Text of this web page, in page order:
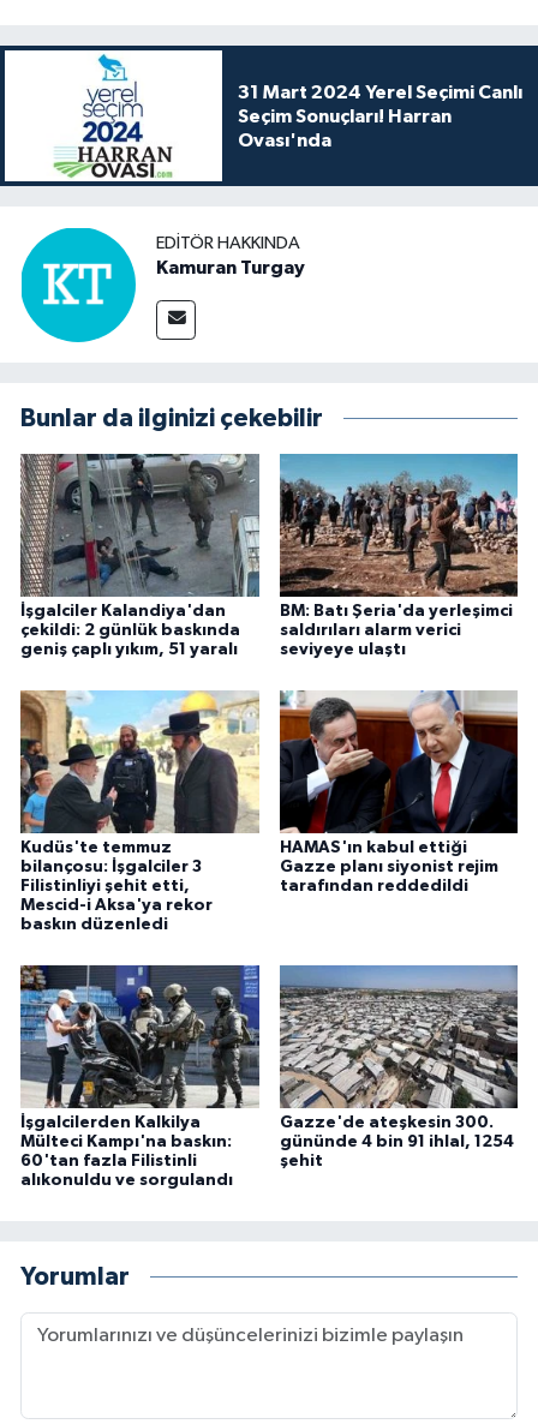
31 Mart 2024 Yerel Seçimi Canlı
Seçim Sonuçları! Harran
Ovası'nda
EDITÖR HAKKINDA
Kamuran Turgay
Bunlar da ilginizi çekebilir
İşgalciler Kalandiya'dan
çekildi: 2 günlük baskında
geniş çaplı yıkım, 51 yaralı
BM: Batı Şeria'da yerleşimci
saldırıları alarm verici
seviyeye ulaştı
Kudüs'te temmuz
bilançosu: İşgalciler 3
Filistinliyi şehit etti,
Mescid-i Aksa'ya rekor
baskın düzenledi
HAMAS'ın kabul ettiği
Gazze planı siyonist rejim
tarafından reddedildi
İşgalcilerden Kalkilya
Mülteci Kampı'na baskın:
60'tan fazla Filistinli
alıkonuldu ve sorgulandı
Gazze'de ateşkesin 300.
gününde 4 bin 91 ihlal, 1254
şehit
Yorumlar